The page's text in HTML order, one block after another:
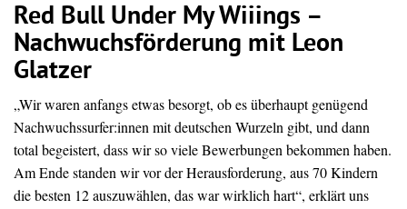
Red Bull Under My Wiiings –
Nachwuchsförderung mit Leon
Glatzer
„Wir waren anfangs etwas besorgt, ob es überhaupt genügend
Nachwuchssurfer:innen mit deutschen Wurzeln gibt, und dann
total begeistert, dass wir so viele Bewerbungen bekommen haben.
Am Ende standen wir vor der Herausforderung, aus 70 Kindern
die besten 12 auszuwählen, das war wirklich hart“, erklärt uns